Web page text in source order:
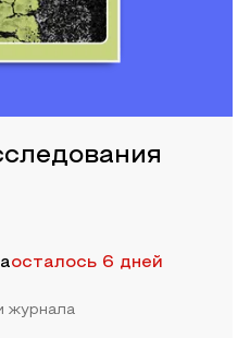
осталось 6 дней
журнала